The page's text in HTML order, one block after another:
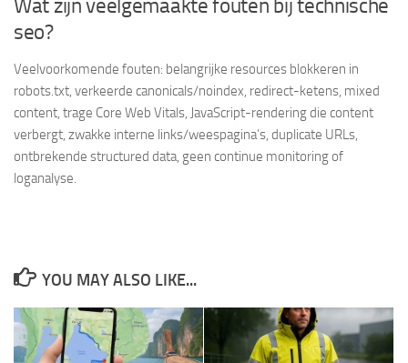
Wat zijn veelgemaakte fouten bij technische
seo?
Veelvoorkomende fouten: belangrijke resources blokkeren in
robots.txt, verkeerde canonicals/noindex, redirect-ketens, mixed
content, trage Core Web Vitals, JavaScript-rendering die content
verbergt, zwakke interne links/weespagina’s, duplicate URLs,
ontbrekende structured data, geen continue monitoring of
loganalyse.
YOU MAY ALSO LIKE...